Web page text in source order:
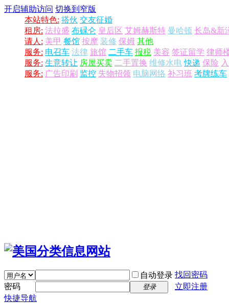
开启辅助访问 切换到窄版
本站特色: 搭伙 交友征婚
租房: 法拉盛 布碌仑 皇后区 艾姆赫斯特 曼哈顿 长岛&新
请人: 美甲 餐馆 按摩 装修 保姆 其他
服务: 电召车 法律 旅馆 二手车 报税 美容 签证留学 律师
服务: 生意转让 房屋买卖 二手置换 维修水电 快递 保险
服务: 广告印刷 监控 失物招领 电脑网络 补习班 考牌练车
自动登录 找回密码
密码
登录
立即注册
快捷导航